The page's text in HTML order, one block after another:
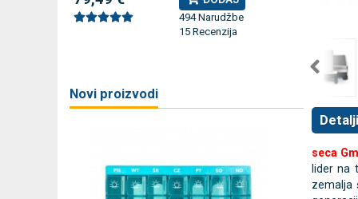
Detalji
seca
lider na
zemalja
494 Narudžbe
15 Recenzija
Novi proizvodi